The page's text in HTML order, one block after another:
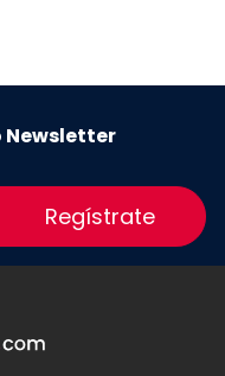
Newsletter
Regístrate